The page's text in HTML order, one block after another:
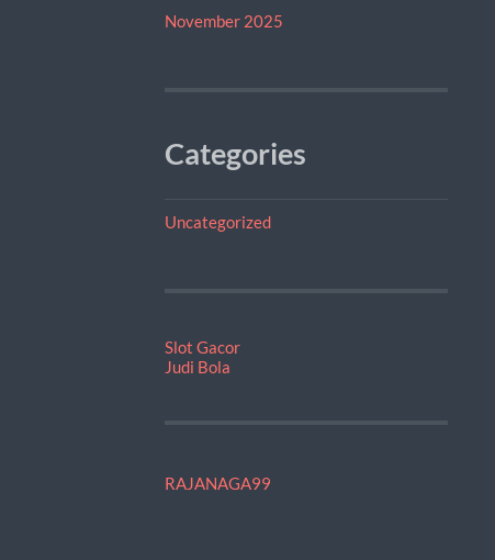
November 2025
Categories
Uncategorized
Slot Gacor
Judi Bola
RAJANAGA99